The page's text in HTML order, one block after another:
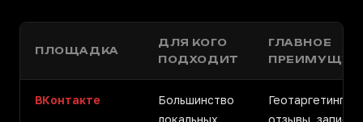
ПЛОЩАДКА
ДЛЯ КОГО
ПОДХОДИТ
ГЛАВНОЕ
ВКонтакте
Большинство
локальных
Геотаргетинг,
отзывы, запись